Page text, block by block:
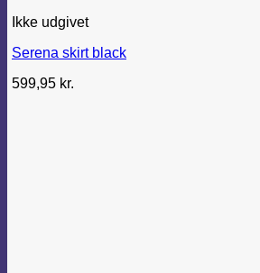
Ikke udgivet
Serena skirt black
599,95 kr.